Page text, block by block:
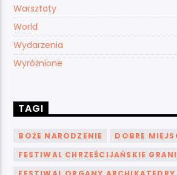
Warsztaty
World
Wydarzenia
Wyróżnione
TAGI
BOŻE NARODZENIE DOBRE
FESTIWAL CHRZEŚCIJAŃSKIE